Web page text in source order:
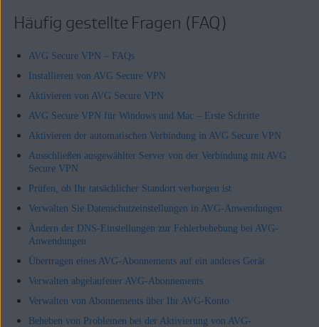
Häufig gestellte Fragen (FAQ)
AVG Secure VPN – FAQs
Installieren von AVG Secure VPN
Aktivieren von AVG Secure VPN
AVG Secure VPN für Windows und Mac – Erste Schritte
Aktivieren der automatischen Verbindung in AVG Secure VPN
Ausschließen ausgewählter Server von der Verbindung mit AVG
Secure VPN
Prüfen, ob Ihr tatsächlicher Standort verborgen ist
Verwalten Sie Datenschutzeinstellungen in AVG-Anwendungen
Ändern der DNS-Einstellungen zur Fehlerbehebung bei AVG-
Anwendungen
Übertragen eines AVG-Abonnements auf ein anderes Gerät
Verwalten abgelaufener AVG-Abonnements
Verwalten von Abonnements über Ihr AVG-Konto
Beheben von Problemen bei der Aktivierung von AVG-